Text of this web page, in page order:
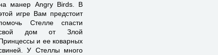
манер Angry Birds. В
игре Вам предстоит
Стелле спасти
дом от Злой
и ее коварных
У Стеллы много